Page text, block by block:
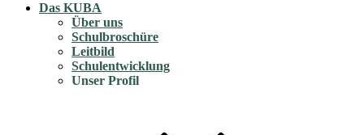
Das KUBA
Über uns
Schulbroschüre
Leitbild
Schulentwicklung
Unser Profil